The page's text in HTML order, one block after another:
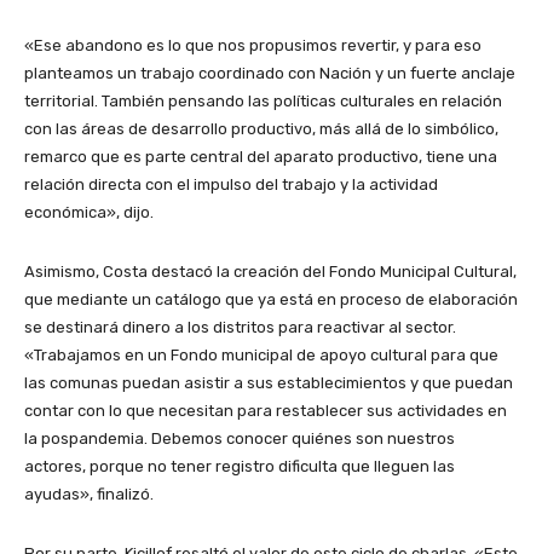
«Ese abandono es lo que nos propusimos revertir, y para eso
planteamos un trabajo coordinado con Nación y un fuerte anclaje
territorial. También pensando las políticas culturales en relación
con las áreas de desarrollo productivo, más allá de lo simbólico,
remarco que es parte central del aparato productivo, tiene una
relación directa con el impulso del trabajo y la actividad
económica», dijo.
Asimismo, Costa destacó la creación del Fondo Municipal Cultural,
que mediante un catálogo que ya está en proceso de elaboración
se destinará dinero a los distritos para reactivar al sector.
«Trabajamos en un Fondo municipal de apoyo cultural para que
las comunas puedan asistir a sus establecimientos y que puedan
contar con lo que necesitan para restablecer sus actividades en
la pospandemia. Debemos conocer quiénes son nuestros
actores, porque no tener registro dificulta que lleguen las
ayudas», finalizó.